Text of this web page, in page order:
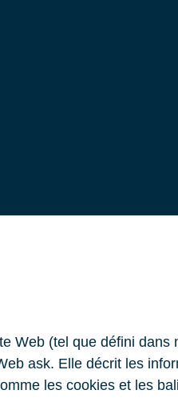
Web (tel que défini dans
ask. Elle décrit les
les cookies et les